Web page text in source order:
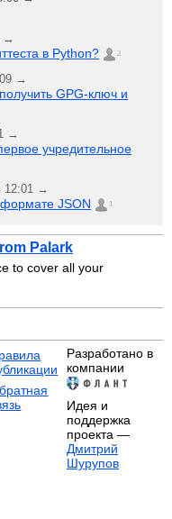
→
в Python? 2
→
GPG-ключ и
→
учредительное
12:01 →
JSON 1
Palark
to cover all your
Разработано в
компании
Идея и
поддержка
проекта —
Дмитрий
Шурупов